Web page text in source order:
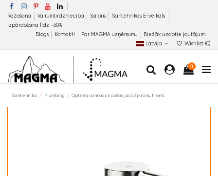
Ražošana Vairumtirdzniecība Salons
Santehnikas E-veikals
Izpārdošana līdz −60%
Blogs
Kontakti Par MAGMA uzņēmumu
Biežāk uzdotie jautājumi
Latvija
Wishlist (0)
0
Santehnika Plumbing Optima vannas un dušas jaucējkrāns, hroms